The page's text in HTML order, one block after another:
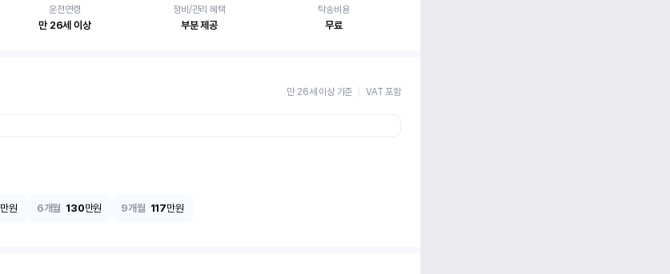
운전연령
만 26세 이상
정비/관리 혜택
부분 제공
탁송비용
무료
만 26세 이상 기준 VAT 포함
만원 6개월 130만원 9개월 117만원